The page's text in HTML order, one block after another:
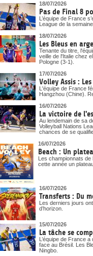
18/07/2026
Pas de Final 8
L’équipe de France
League de la
18/07/2026
Les Bleus en
Tenante du titre,
veille de l'Italie chez
Pologne (3-1).
17/07/2026
Volley Assis :
L'équipe de France
Hangzhou (Chine).
16/07/2026
La victoire de
Au lendemain de sa
Volleyball Nations
chances de se
16/07/2026
Beach : Un
Les championnats de
cette année un
16/07/2026
Transferts : Du
Les derniers jours
d’horizon.
15/07/2026
La tâche se
L’équipe de France
face au Brésil. Les
Ningbo.